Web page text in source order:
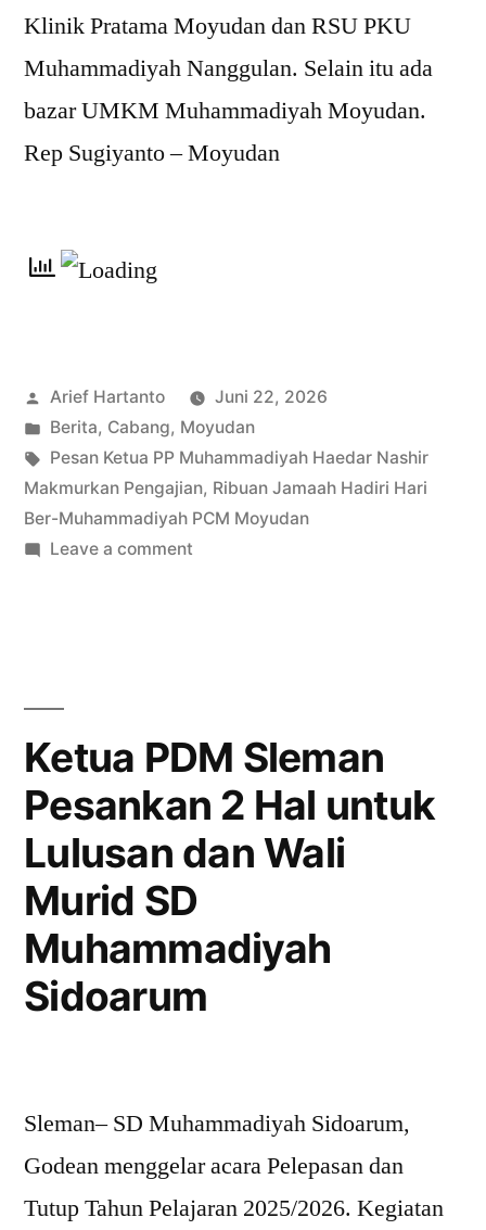
Klinik Pratama Moyudan dan RSU PKU
Muhammadiyah Nanggulan. Selain itu ada
bazar UMKM Muhammadiyah Moyudan.
Rep Sugiyanto – Moyudan
Arief Hartanto
Juni 22, 2026
Berita, Cabang, Moyudan
Pesan Ketua PP Muhammadiyah Haedar Nashir
Makmurkan Pengajian, Ribuan Jamaah Hadiri Hari
Ber-Muhammadiyah PCM Moyudan
Leave a comment
Ketua PDM Sleman
Pesankan 2 Hal untuk
Lulusan dan Wali
Murid SD
Muhammadiyah
Sidoarum
Sleman– SD Muhammadiyah Sidoarum,
Godean menggelar acara Pelepasan dan
Tutup Tahun Pelajaran 2025/2026. Kegiatan